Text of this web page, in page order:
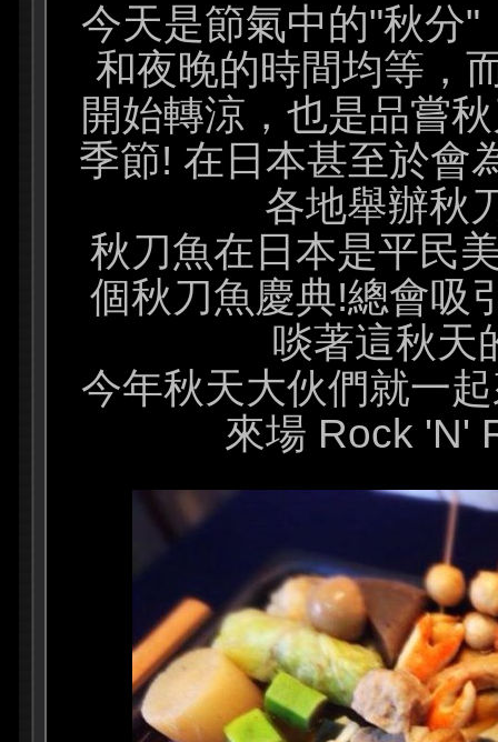
今天是節氣中的"秋分
和夜晚的時間均等，
開始轉涼，也是品嘗
季節! 在日本甚至於會
各地舉辦秋
秋刀魚在日本是平民
個秋刀魚慶典!總會吸
啖著這秋天
今年秋天大伙們就一
來場 Rock 'N'